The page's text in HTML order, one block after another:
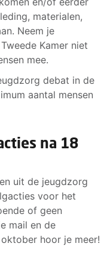
materialen,
Neem je
Kamer niet
mee.
debat in de
aantal mensen
na 18
uit de jeugdzorg
voor het
of geen
mail en de
hoor je meer!